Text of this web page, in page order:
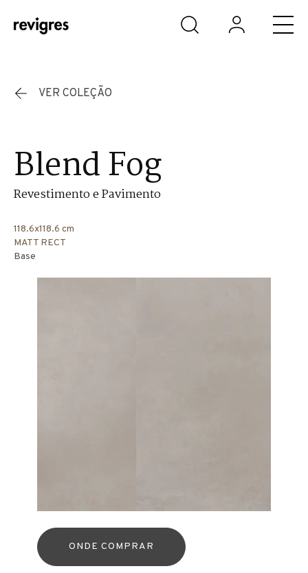
Saltar para o conteúdo principal
VER COLEÇÃO
Blend Fog
Revestimento e Pavimento
118.6x118.6 cm
MATT RECT
Base
ONDE COMPRAR